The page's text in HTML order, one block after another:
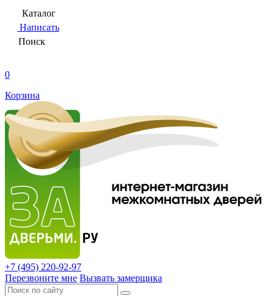
Каталог
Написать
Поиск
0
Корзина
+7 (495) 220-92-97
Перезвоните мне Вызвать замерщика